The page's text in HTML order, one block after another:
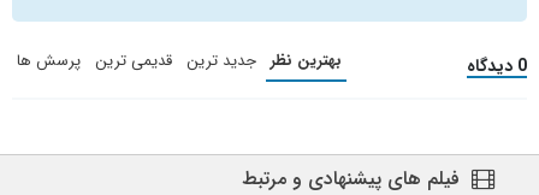
0 دیدگاه بهترین نظر جدید ترین قدیمی ترین پرسش ها
فیلم های پیشنهادی و مرتبط